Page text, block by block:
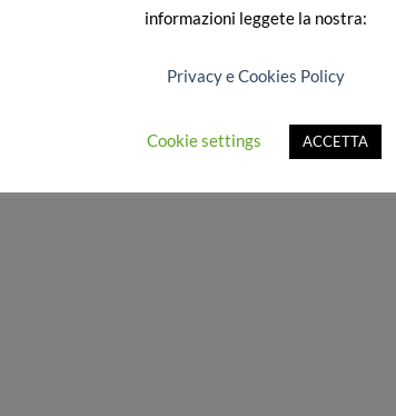
informazioni leggete la nostra:
Privacy e Cookies Policy
Cookie settings ACCETTA